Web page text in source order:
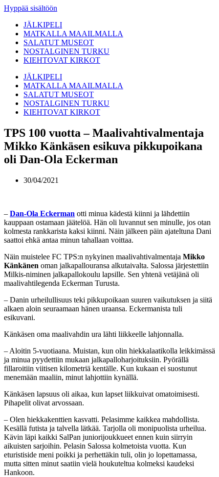
Hyppää sisältöön
JÄLKIPELI
MATKALLA MAAILMALLA
SALATUT MUSEOT
NOSTALGINEN TURKU
KIEHTOVAT KIRKOT
JÄLKIPELI
MATKALLA MAAILMALLA
SALATUT MUSEOT
NOSTALGINEN TURKU
KIEHTOVAT KIRKOT
TPS 100 vuotta – Maalivahtivalmentaja
Mikko Känkäsen esikuva pikkupoikana
oli Dan-Ola Eckerman
30/04/2021
– Dan-Ola Eckerman otti minua kädestä kiinni ja lähdettiin
kauppaan ostamaan jäätelöä. Hän oli luvannut sen minulle, jos otan
kolmesta rankkarista kaksi kiinni. Näin jälkeen päin ajateltuna Dani
saattoi ehkä antaa minun tahallaan voittaa.
Näin muistelee FC TPS:n nykyinen maalivahtivalmentaja Mikko
Känkänen oman jalkapallouransa alkutaivalta. Salossa järjestettiin
Milkis-niminen jalkapallokoulu lapsille. Sen yhtenä vetäjänä oli
maalivahtilegenda Eckerman Turusta.
– Danin urheilullisuus teki pikkupoikaan suuren vaikutuksen ja siitä
alkaen aloin seuraamaan hänen uraansa. Eckermanista tuli
esikuvani.
Känkäsen oma maalivahdin ura lähti liikkeelle lahjonnalla.
– Aloitin 5-vuotiaana. Muistan, kun olin hiekkalaatikolla leikkimässä
ja minua pyydettiin mukaan jalkapalloharjoituksiin. Pyörällä
fillaroitiin viitisen kilometriä kentälle. Kun kukaan ei suostunut
menemään maaliin, minut lahjottiin kynällä.
Känkäsen lapsuus oli aikaa, kun lapset liikkuivat omatoimisesti.
Pihapelit olivat arvossaan.
– Olen hiekkakenttien kasvatti. Pelasimme kaikkea mahdollista.
Kesällä futista ja talvella lätkää. Tarjolla oli monipuolista urheilua.
Kävin läpi kaikki SalPan juniorijoukkueet ennen kuin siirryin
aikuisten sarjoihin. Pelasin Salossa kolmetoista vuotta. Kun
eturistiside meni poikki ja perhettäkin tuli, olin jo lopettamassa,
mutta sitten minut saatiin vielä houkuteltua kolmeksi kaudeksi
Hankoon.